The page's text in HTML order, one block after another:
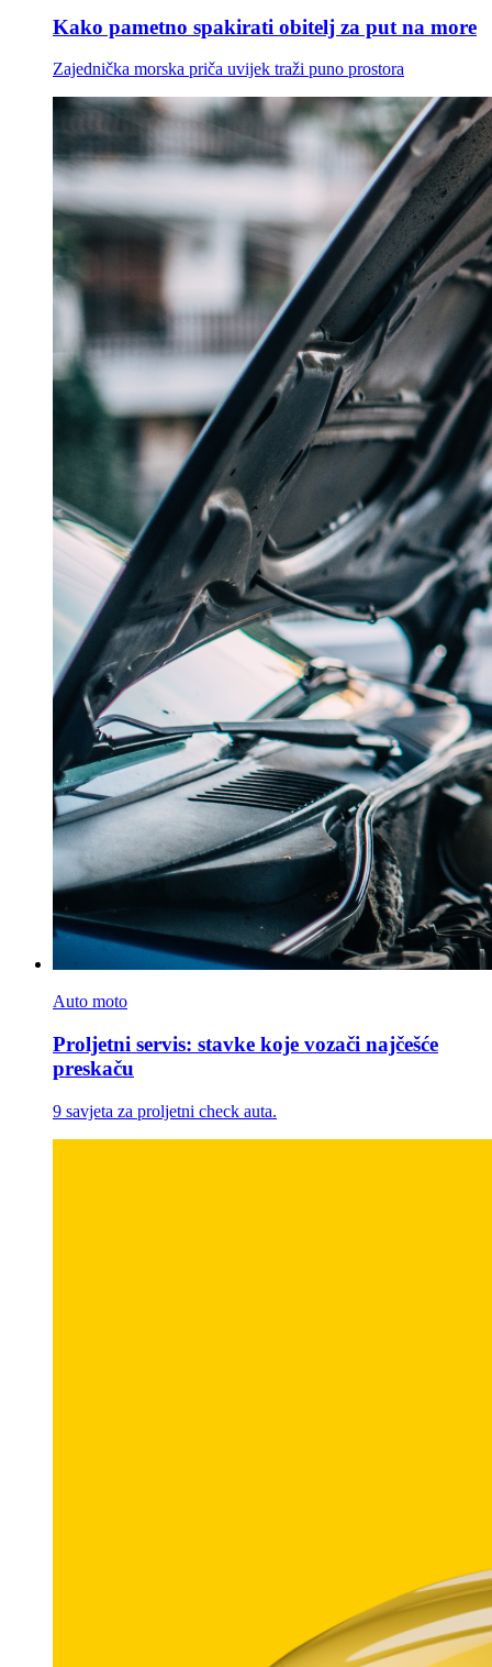
Kako pametno spakirati obitelj za put na more
Zajednička morska priča uvijek traži puno prostora
Auto moto
Proljetni servis: stavke koje vozači najčešće
preskaču
9 savjeta za proljetni check auta.